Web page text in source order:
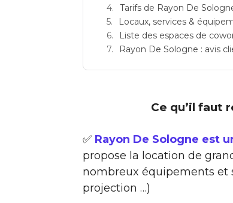
Tarifs de Rayon De
Locaux, services &
Liste des espaces de
Rayon De Sologne : avis
Ce qu’il faut
✅ Rayon De Sologne est
propose la location de
nombreux équipements et
projection …)